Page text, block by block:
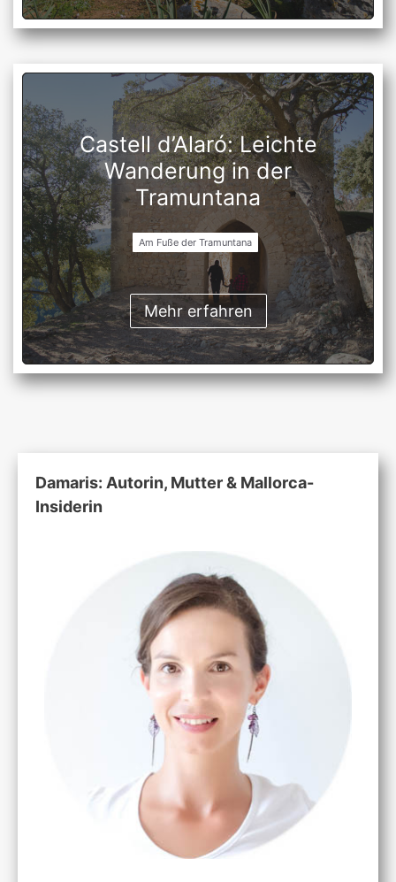
Castell d’Alaró: Leichte
Wanderung in der
Tramuntana
Am Fuße der Tramuntana
Mehr erfahren
Damaris: Autorin, Mutter & Mallorca-
Insiderin